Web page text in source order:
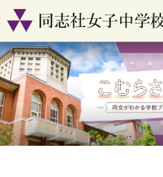
学校案
コース
学校
入試情
資料